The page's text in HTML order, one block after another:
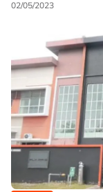
02/05/2023